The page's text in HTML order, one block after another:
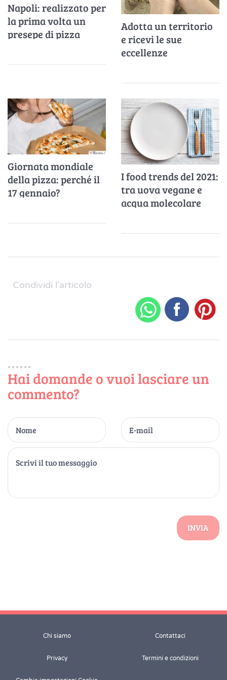
Napoli: realizzato per
la prima volta un
presepe di pizza
Adotta un territorio
e ricevi le sue
eccellenze
Giornata mondiale
della pizza: perché il
17 gennaio?
I food trends del 2021:
tra uova vegane e
acqua molecolare
Condividi l'articolo
Hai domande o vuoi lasciare un
commento?
INVIA
Chi siamo Contattaci
Privacy Termini e condizioni